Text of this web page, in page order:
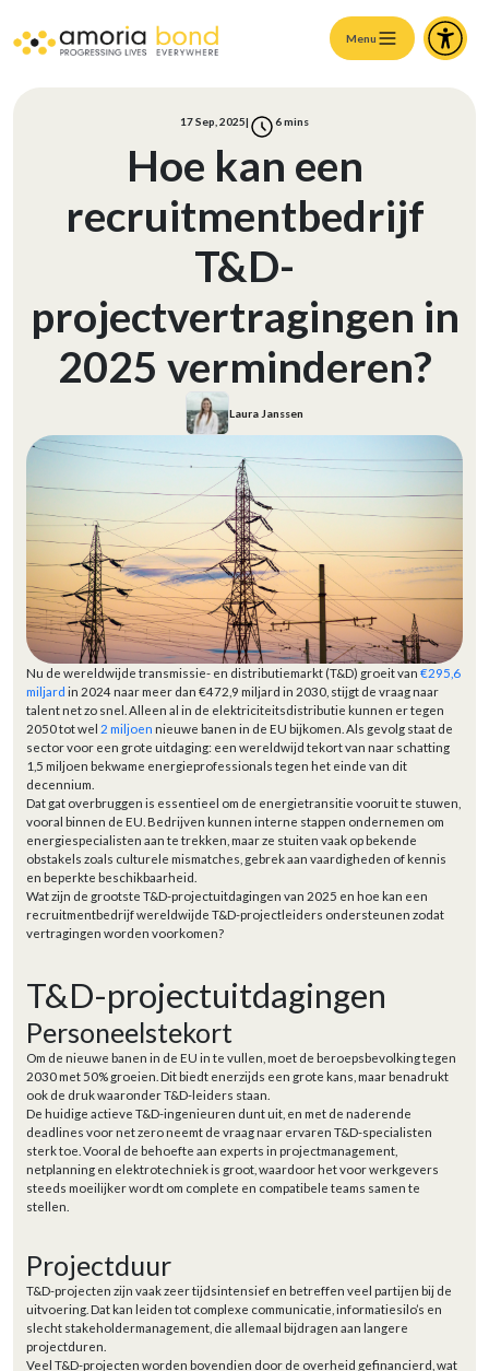
Menu
17 Sep, 2025| 6mins
Hoe kan een
recruitmentbedrijf
T&D-
projectvertragingen in
2025 verminderen?
Laura Janssen
Nu de wereldwijde transmissie- en distributiemarkt (T&D) groeit van €295,6
miljard in 2024 naar meer dan €472,9 miljard in 2030, stijgt de vraag naar
talent net zo snel. Alleen al in de elektriciteitsdistributie kunnen er tegen
2050 tot wel 2 miljoen nieuwe banen in de EU bijkomen. Als gevolg staat de
sector voor een grote uitdaging: een wereldwijd tekort van naar schatting
1,5 miljoen bekwame energieprofessionals tegen het einde van dit
decennium.
Dat gat overbruggen is essentieel om de energietransitie vooruit te stuwen,
vooral binnen de EU. Bedrijven kunnen interne stappen ondernemen om
energiespecialisten aan te trekken, maar ze stuiten vaak op bekende
obstakels zoals culturele mismatches, gebrek aan vaardigheden of kennis
en beperkte beschikbaarheid.
Wat zijn de grootste T&D-projectuitdagingen van 2025 en hoe kan een
recruitmentbedrijf wereldwijde T&D-projectleiders ondersteunen zodat
vertragingen worden voorkomen?
T&D-projectuitdagingen
Personeelstekort
Om de nieuwe banen in de EU in te vullen, moet de beroepsbevolking tegen
2030 met 50% groeien. Dit biedt enerzijds een grote kans, maar benadrukt
ook de druk waaronder T&D-leiders staan.
De huidige actieve T&D-ingenieuren dunt uit, en met de naderende
deadlines voor net zero neemt de vraag naar ervaren T&D-specialisten
sterk toe. Vooral de behoefte aan experts in projectmanagement,
netplanning en elektrotechniek is groot, waardoor het voor werkgevers
steeds moeilijker wordt om complete en compatibele teams samen te
stellen.
Projectduur
T&D-projecten zijn vaak zeer tijdsintensief en betreffen veel partijen bij de
uitvoering. Dat kan leiden tot complexe communicatie, informatiesilo’s en
slecht stakeholdermanagement, die allemaal bijdragen aan langere
projectduren.
Veel T&D-projecten worden bovendien door de overheid gefinancierd, wat